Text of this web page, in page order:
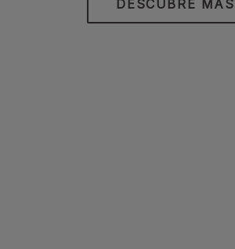
DESCUBRE MÁS